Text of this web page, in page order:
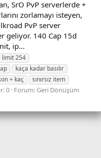
SrO PvP serverlerde +
zorlamayı isteyen,
PvP server
geliyor. 140 Cap 15d
ip...
limit 254
kaça kadar basılır
+ kaç
sınırsız item
0 Forum: Geri Dönüşüm